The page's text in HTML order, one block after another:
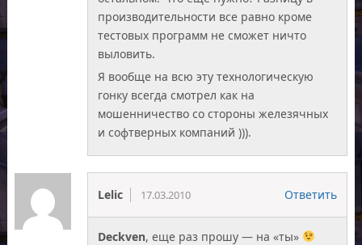
производительности все равно кроме
тестовых программ не сможет ничто
выловить.
Я вообще на всю эту технологическую
гонку всегда смотрел как на
мошенничество со стороны железячных
и софтверных компаний ))).
Lelic 17.03.2010 Ответить
Deckven, еще раз прошу — на «ты»